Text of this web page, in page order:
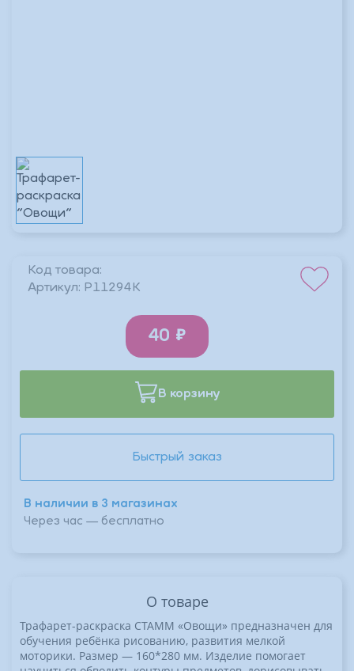
Код товара:
Артикул: Р11294К
40
В корзину
Быстрый заказ
В наличии в 3 магазинах
Через час — бесплатно
О товаре
Трафарет-раскраска СТАММ «Овощи» предназначен для
обучения ребёнка рисованию, развития мелкой
моторики. Размер — 160*280 мм. Изделие помогает